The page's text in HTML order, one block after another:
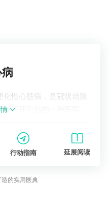
血管狭窄或
化性心脏病，是冠状动脉
坏死引起的一种疾病。
行动指南 延展阅读
造的实用医典